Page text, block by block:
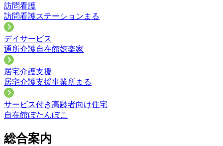
訪問看護
訪問看護ステーションまる
デイサービス
通所介護自在館嬉楽家
居宅介護支援
居宅介護支援事業所まる
サービス付き高齢者向け住宅
自在館ぼたんぼこ
総合案内